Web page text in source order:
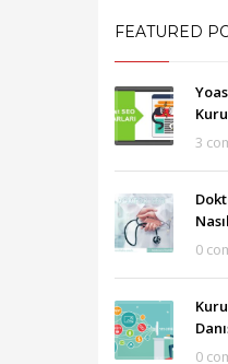
FEATURED
3
0
0